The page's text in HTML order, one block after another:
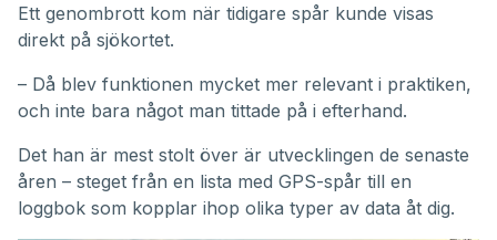
Ett genombrott kom när tidigare spår kunde visas
direkt på sjökortet.
– Då blev funktionen mycket mer relevant i praktiken,
och inte bara något man tittade på i efterhand.
Det han är mest stolt över är utvecklingen de senaste
åren – steget från en lista med GPS-spår till en
loggbok som kopplar ihop olika typer av data åt dig.